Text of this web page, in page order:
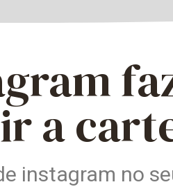
a
instagram no